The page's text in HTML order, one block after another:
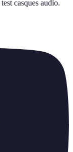
test casques audio.